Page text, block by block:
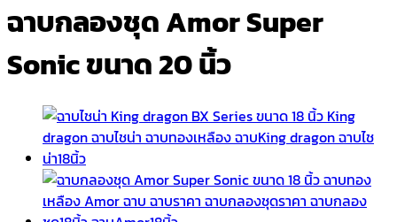
ฉาบกลองชุด Amor Super
Sonic ขนาด 20 นิ้ว